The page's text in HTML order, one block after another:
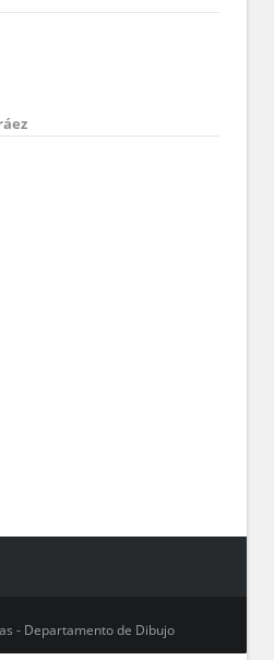
- Departamento de Dibujo